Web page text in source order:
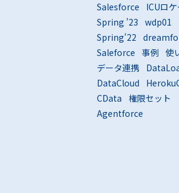
Salesforce
ICUロ
Spring ’23 wdp01
Spring'22
Saleforce 事例 使
データ連携
DataCloud
CData
権限セット
Agentforce